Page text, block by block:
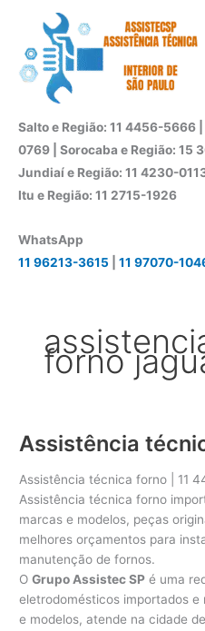
conteúdo
Salto e Região: 11 4456-5666
0769 | Sorocaba e Região: 15
Jundiaí e Região: 11 4230-
Itu e Região: 11 2715-1926
WhatsApp
11 96213-3615
11 97070-
forno
Assistência
Assistência técnica forno | 11
Assistência técnica forno
marcas e modelos, peças
melhores orçamentos para
manutenção de fornos.
OGrupo Assistec SP é uma
eletrodomésticos importados
e modelos, atende na cidade